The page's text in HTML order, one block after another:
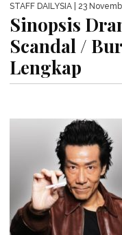
STAFF DAILYSIA | 23
Sinopsis
Scandal /
Lengkap